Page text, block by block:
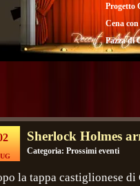
Progetto
Cena
Pazza di
Sherlock Holmes
Categoria: Prossimi eventi
la tappa castiglionese